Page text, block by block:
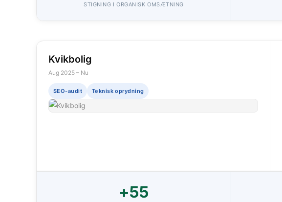
STIGNING I ORGANISK OMSÆTNING
Kvikbolig
Aug 2025 – Nu
SEO-audit Teknisk oprydning
+55